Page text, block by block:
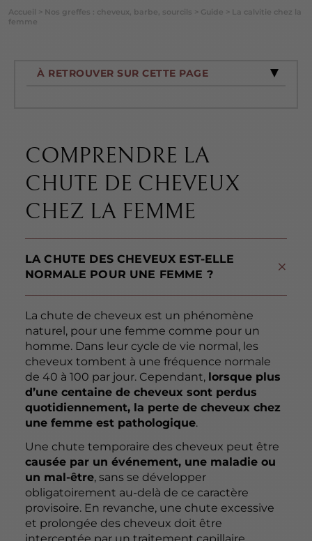
Accueil > Nos greffes : cheveux, barbe, sourcils > Guide > La calvitie chez la
femme
À RETROUVER SUR CETTE PAGE
COMPRENDRE LA
CHUTE DE CHEVEUX
CHEZ LA FEMME
LA CHUTE DES CHEVEUX EST-ELLE
NORMALE POUR UNE FEMME ?
La chute de cheveux est un phénomène
naturel, pour une femme comme pour un
homme. Dans leur cycle de vie normal, les
cheveux tombent à une fréquence normale
de 40 à 100 par jour. Cependant, lorsque plus
d’une centaine de cheveux sont perdus
quotidiennement, la perte de cheveux chez
une femme est pathologique.
Une chute temporaire des cheveux peut être
causée par un événement, une maladie ou
un mal-être, sans se développer
obligatoirement au-delà de ce caractère
provisoire. En revanche, une chute excessive
et prolongée des cheveux doit être